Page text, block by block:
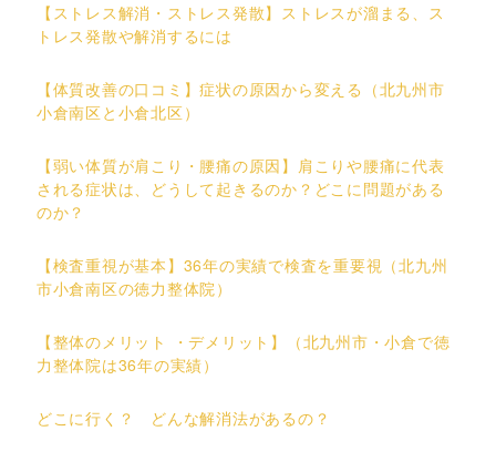
【ストレス解消・ストレス発散】ストレスが溜まる、ス
トレス発散や解消するには
【体質改善の口コミ】症状の原因から変える（北九州市
小倉南区と小倉北区）
【弱い体質が肩こり・腰痛の原因】肩こりや腰痛に代表
される症状は、どうして起きるのか？どこに問題がある
のか？
【検査重視が基本】36年の実績で検査を重要視（北九州
市小倉南区の徳力整体院）
【整体のメリット ・デメリット】（北九州市・小倉で徳
力整体院は36年の実績）
どこに行く？ どんな解消法があるの？